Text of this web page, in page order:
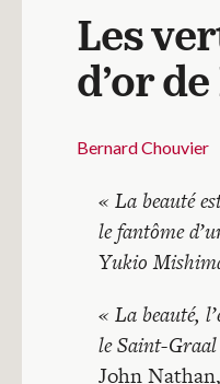
Les
d’or
Bernard Chouvier
« La beauté
le fantôme
Yukio
« La beauté,
le Saint-
John Nathan,